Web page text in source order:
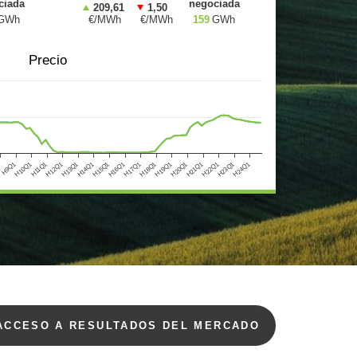
209,61
€/MWh
1,50
€/MWh
negociada
159 GWh
Precio
H9Q1H10Q1H11Q1H12Q1H13Q1H14Q1H15Q1H16Q1H17Q1H18Q1H19Q1H20Q1H21Q1H22Q1H23Q1H24Q1
A RESULTADOS DEL MERCADO